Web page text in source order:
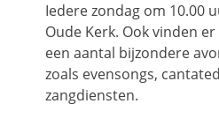
Iedere zondag om 10.00
Oude Kerk. Ook vinden
een aantal bijzondere
zoals evensongs,
zangdiensten.